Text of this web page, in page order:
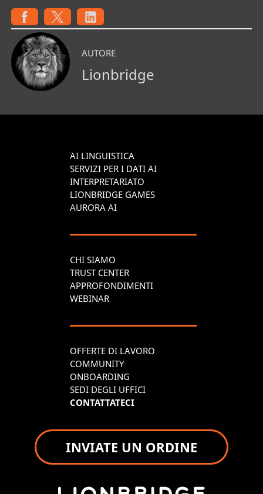
AUTORE
Lionbridge
AI LINGUISTICA
SERVIZI PER I DATI AI
INTERPRETARIATO
LIONBRIDGE GAMES
AURORA AI
CHI SIAMO
TRUST CENTER
APPROFONDIMENTI
WEBINAR
OFFERTE DI LAVORO
COMMUNITY
ONBOARDING
SEDI DEGLI UFFICI
CONTATTATECI
INVIATE UN ORDINE